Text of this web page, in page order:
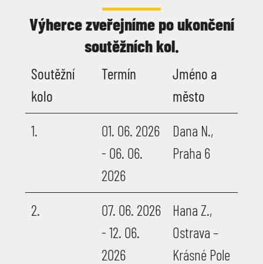
Výherce zveřejníme po ukončení
soutěžních kol.
Soutěžní
kolo
Termín
Jméno a
město
1.
01. 06. 2026
- 06. 06.
2026
Dana N.,
Praha 6
2.
07. 06. 2026
- 12. 06.
2026
Hana Z.,
Ostrava –
Krásné Pole